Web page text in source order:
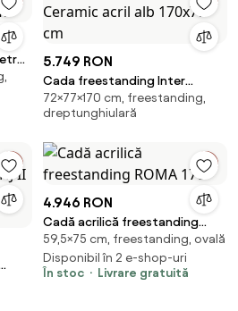
5.749 RON
Cada freestanding Inter
Ceramic acril alb 170x77 cm
72×77×170 cm, freestanding,
dreptunghiulară
8
4.946 RON
Cadă acrilică freestanding
ROMA 170
59,5×75 cm, freestanding, ovală
Disponibil în 2 e-shop-uri
În stoc
Livrare gratuită